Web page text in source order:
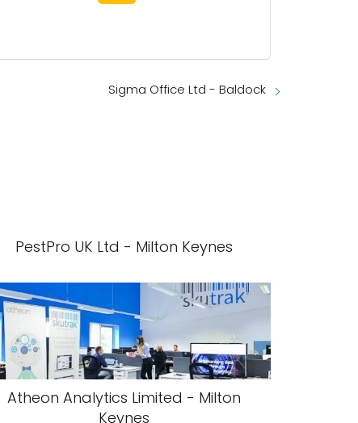
Sigma Office Ltd - Baldock
PestPro UK Ltd - Milton Keynes
Atheon Analytics Limited - Milton
Keynes